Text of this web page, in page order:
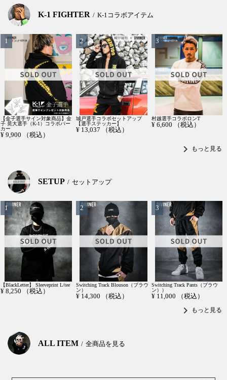
K-1 FIGHTER K-1コラボアイテム
【金子選手サイン対象商品】金
子 晃大選手（K-1）コラボパー
カー
¥ 9,900 （税込）
城戸選手コラボセットアップ
【選手ステッカー】
¥ 13,037 （税込）
村越選手コラボロンT
¥ 6,600 （税込）
chevron_right もっと見る
SETUP セットアップ
【BlackLetter】 Sleeveprint L/tee
¥ 8,250 （税込）
Switching Track Blouson（ブラウ
ン）
¥ 14,300 （税込）
Switching Track Pants（ブラウ
ン））
¥ 11,000 （税込）
chevron_right もっと見る
ALL ITEM 全商品を見る